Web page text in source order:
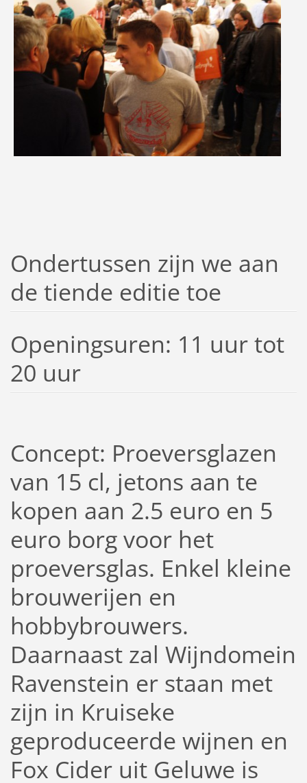
Ondertussen zijn we aan
de tiende editie toe
Openingsuren: 11 uur tot
20 uur
Concept: Proeversglazen
van 15 cl, jetons aan te
kopen aan 2.5 euro en 5
euro borg voor het
proeversglas. Enkel kleine
brouwerijen en
hobbybrouwers.
Daarnaast zal Wijndomein
Ravenstein er staan met
zijn in Kruiseke
geproduceerde wijnen en
Fox Cider uit Geluwe is